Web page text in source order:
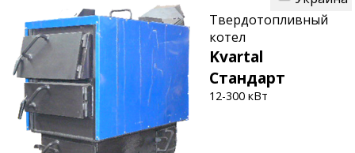
Твердотопливный
котел
Kvartal
Cтандарт
12-300 кВт